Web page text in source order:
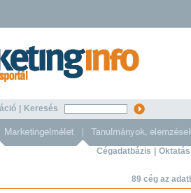
Keresés
Cégadatbázis Oktatás
89 cég az